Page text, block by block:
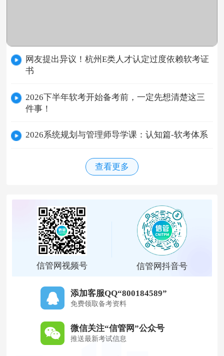
网友提出异议！杭州E类人才认定过度依赖软考证
书
2026下半年软考开始备考前，一定先想清楚这三
件事！
2026系统规划与管理师导学课：认知篇-软考体系
查看更多
信管网视频号 信管网抖音号
添加客服QQ“800184589”
免费领取备考资料
微信关注“信管网”公众号
推送最新考试信息